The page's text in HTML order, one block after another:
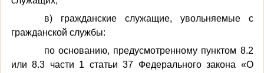
в) гражданские служащие, увольняемые с
гражданской службы:
по основанию, предусмотренному пунктом 8.2
или 8.3 части 1 статьи 37 Федерального закона «О